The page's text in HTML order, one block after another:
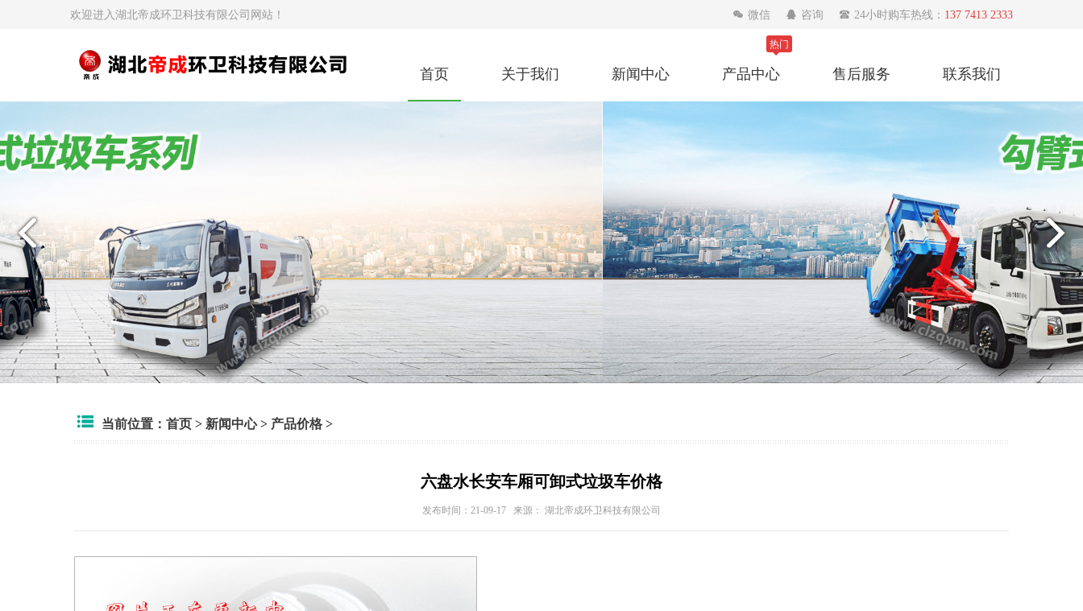
欢迎进入湖北帝成环卫科技有限公司网站！  微信  咨询  24小时购车热线： 137 7413 2333
首页 关于我们 新闻中心
热门
产品中心 售后服务 联系我们
当前位置： 首页 > 新闻中心> 产品价格 >
六盘水长安车厢可卸式垃圾车价格
发布时间：21-09-17 来源： 湖北帝成环卫科技有限公司